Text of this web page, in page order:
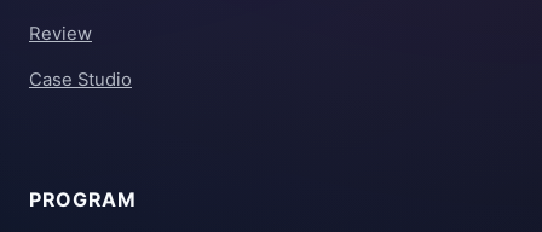
Review
Case Studio
PROGRAM